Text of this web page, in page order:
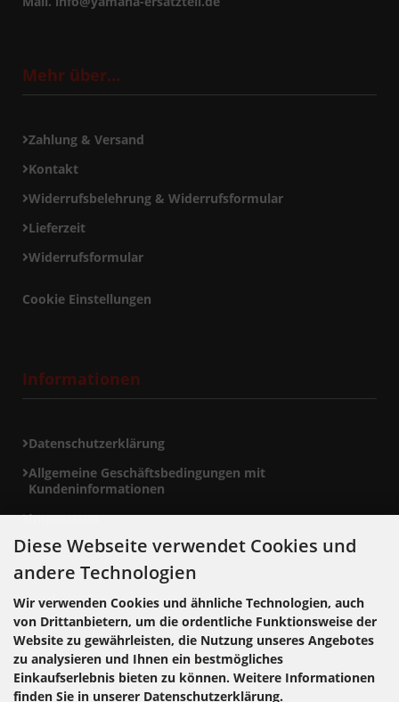
Mehr über...
Zahlung & Versand
Kontakt
Widerrufsbelehrung & Widerrufsformular
Lieferzeit
Widerrufsformular
Cookie Einstellungen
Informationen
Datenschutzerklärung
Allgemeine Geschäftsbedingungen mit
Kundeninformationen
Impressum
Zahlungsmethoden
Diese Webseite verwendet Cookies und
andere Technologien
Wir verwenden Cookies und ähnliche Technologien, auch
von Drittanbietern, um die ordentliche Funktionsweise der
Website zu gewährleisten, die Nutzung unseres Angebotes
zu analysieren und Ihnen ein bestmögliches
Einkaufserlebnis bieten zu können. Weitere Informationen
finden Sie in unserer Datenschutzerklärung.